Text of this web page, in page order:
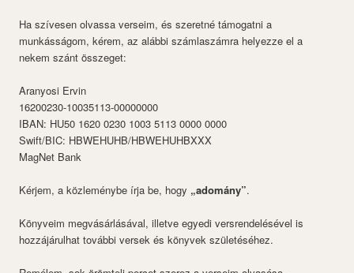
Ha szívesen olvassa verseim, és szeretné támogatni a
munkásságom, kérem, az alábbi számlaszámra helyezze el a
nekem szánt összeget:
Aranyosi Ervin
16200230-10035113-00000000
IBAN: HU50 1620 0230 1003 5113 0000 0000
Swift/BIC: HBWEHUHB/HBWEHUHBXXX
MagNet Bank
Kérjem, a közleménybe írja be, hogy „adomány”.
Könyveim megvásárlásával, illetve egyedi versrendelésével is
hozzájárulhat további versek és könyvek születéséhez.